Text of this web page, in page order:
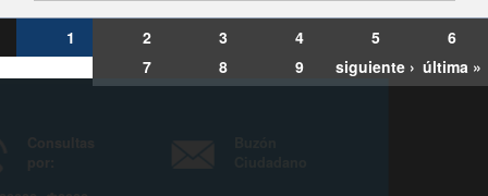
1 2 3 4 5
6
7
8 9 siguiente › última »